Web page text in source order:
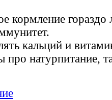
кормление гораздо
кальций и
про натурпитание,